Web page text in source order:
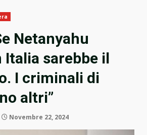
Netanyahu
Italia sarebbe il
I criminali di
altri”
Novembre 22, 2024